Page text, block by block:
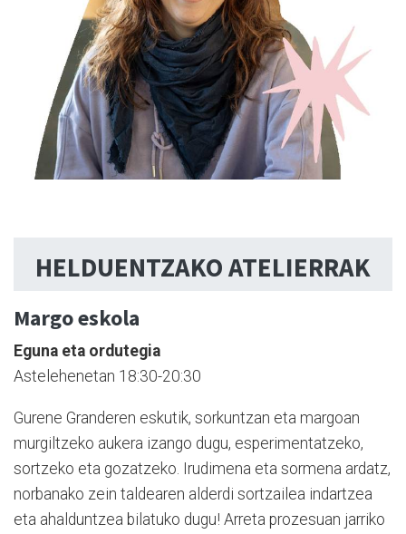
HELDUENTZAKO ATELIERRAK
Margo eskola
Eguna eta ordutegia
Astelehenetan 18:30-20:30
Gurene Granderen eskutik, sorkuntzan eta margoan
murgiltzeko aukera izango dugu, esperimentatzeko,
sortzeko eta gozatzeko. Irudimena eta sormena ardatz,
norbanako zein taldearen alderdi sortzailea indartzea
eta ahalduntzea bilatuko dugu! Arreta prozesuan jarriko